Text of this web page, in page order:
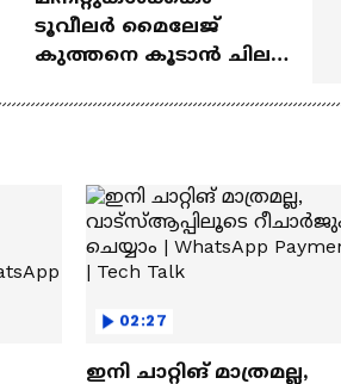
ടൂവീലർ മൈലേജ്
കുത്തനെ കൂടാൻ ചില
02:27
ഇനി ചാറ്റിങ് മാത്രമല്ല,